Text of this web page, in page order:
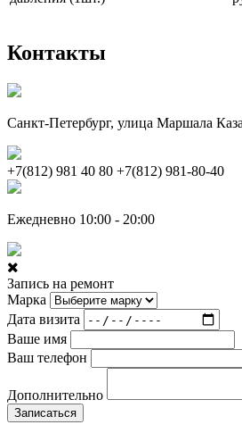
Контакты
Санкт-Петербург, улица Маршала
+7(812) 981 40 80 +7(812) 981-80-40
Ежедневно 10:00 - 20:00
Запись на ремонт
Марка
Дата визита
Ваше имя
Ваш телефон
Дополнительно
Записаться